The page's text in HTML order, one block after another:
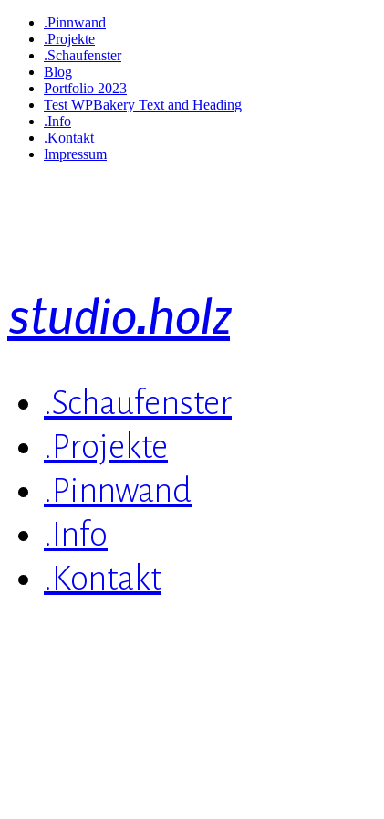
.Pinnwand
.Projekte
.Schaufenster
Blog
Portfolio 2023
Test WPBakery Text and Heading
.Info
.Kontakt
Impressum
studio.holz
.Schaufenster
.Projekte
.Pinnwand
.Info
.Kontakt